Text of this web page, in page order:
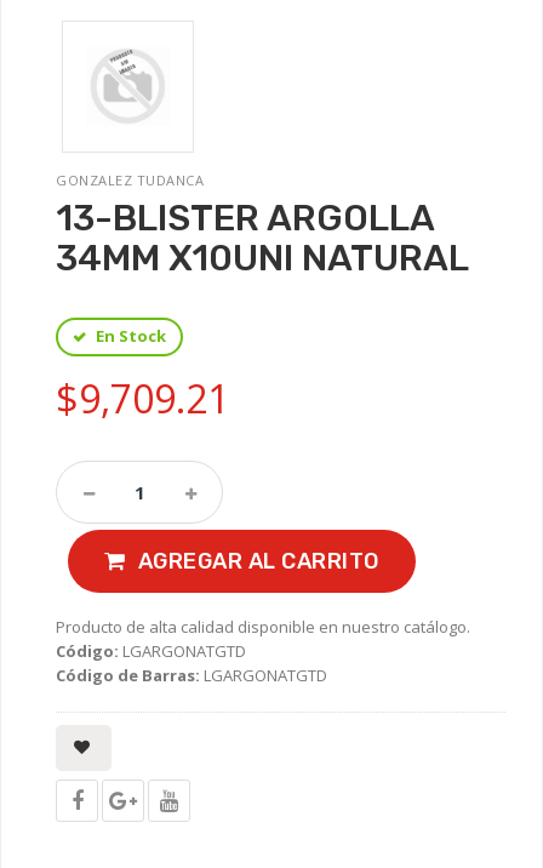
GONZALEZ TUDANCA
13-BLISTER ARGOLLA
34MM X10UNI NATURAL
En Stock
$9,709.21
AGREGAR AL CARRITO
Producto de alta calidad disponible en nuestro catálogo.
Código: LGARGONATGTD
Código de Barras: LGARGONATGTD